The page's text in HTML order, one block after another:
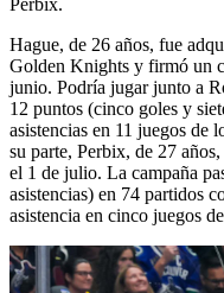
Hague, de 26 años, fue
Golden Knights y firmó un
junio. Podría jugar junto a
12 puntos (cinco goles y
asistencias en 11 juegos de
su parte, Perbix, de 27
el 1 de julio. La campaña
asistencias) en 74 partidos
asistencia en cinco juegos